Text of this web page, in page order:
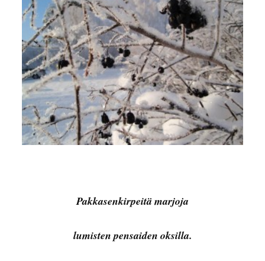
Pakkasenkirpeitä marjoja
lumisten pensaiden oksilla.